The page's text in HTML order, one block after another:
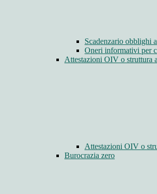
Scadenzario obblighi
Oneri informativi per
Attestazioni OIV o struttura
Attestazioni OIV o
Burocrazia zero